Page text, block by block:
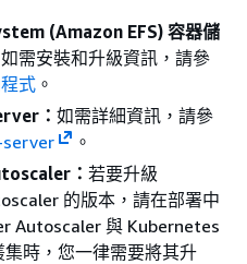
(Amazon EFS) 容器儲
如需安裝和升級資訊，請參
式 。
： 如需詳細資訊，請參
。
： 若要升級
的版本，請在部署中
Autoscaler 與 Kubernetes
時，您一律需要將其升